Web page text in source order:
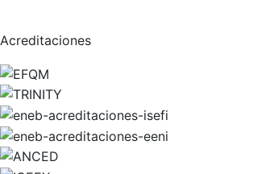
Acreditaciones